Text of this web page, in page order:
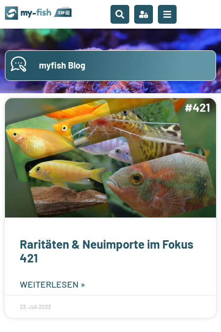
myfish Blog
Raritäten & Neuimporte im Fokus
421
WEITERLESEN »
23. Juli 2023